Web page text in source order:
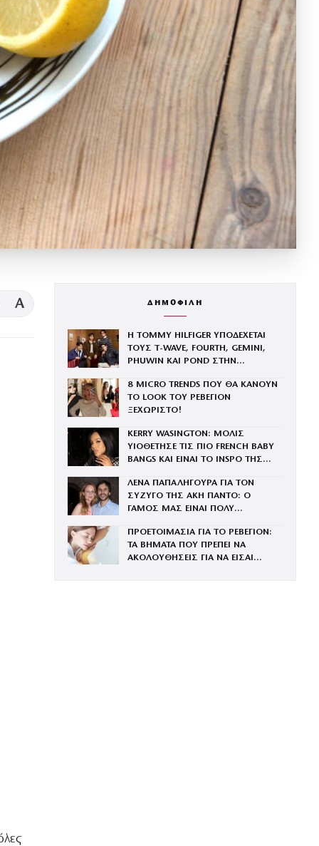
A ΔΗΜΟΦΙΛΗ
Η TOMMY HILFIGER ΥΠΟΔΕΧΕΤΑΙ
ΤΟΥΣ Τ-WAVE, FOURTH, GEMINI,
PHUWIN ΚΑΙ POND ΣΤΗΝ
8 MICRO TRENDS ΠΟΥ ΘΑ ΚΑΝΟΥΝ
ΤΟ LOOK ΤΟΥ ΡΕΒΕΓΙΟΝ
ΞΕΧΩΡΙΣΤΟ!
KERRY WASINGTON: ΜΟΛΙΣ
ΥΙΟΘΕΤΗΣΕ ΤΙΣ ΠΙΟ FRENCH BABY
BANGS ΚΑΙ ΕΙΝΑΙ ΤΟ INSPO ΤΗΣ
ΛΕΝΑ ΠΑΠΑΛΗΓΟΥΡΑ ΓΙΑ ΤΟΝ
ΣΥΖΥΓΟ ΤΗΣ ΑΚΗ ΠΑΝΤΟ: Ο
ΓΑΜΟΣ ΜΑΣ ΕΙΝΑΙ ΠΟΛΥ
ΦΑΝΤΑΣΤΕΙ
ΠΡΟΕΤΟΙΜΑΣΙΑ ΓΙΑ ΤΟ ΡΕΒΕΓΙΟΝ:
ΤΑ ΒΗΜΑΤΑ ΠΟΥ ΠΡΕΠΕΙ ΝΑ
ΑΚΟΛΟΥΘΗΣΕΙΣ ΓΙΑ ΝΑ ΕΙΣΑΙ